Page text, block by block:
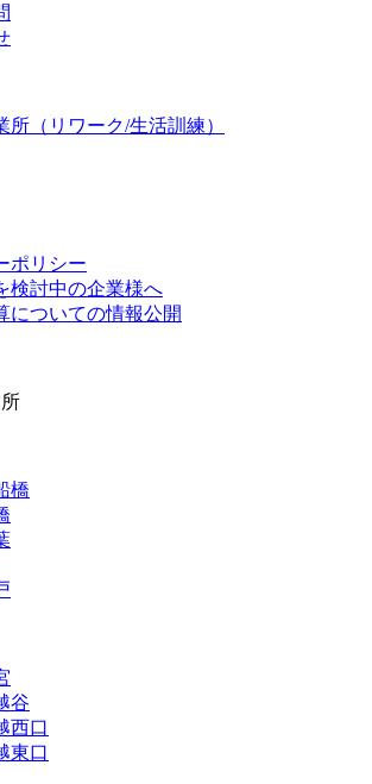
所（リワーク/生活訓練）
ポリシー
検討中の企業様へ
についての情報公開
橋
谷
西口
東口